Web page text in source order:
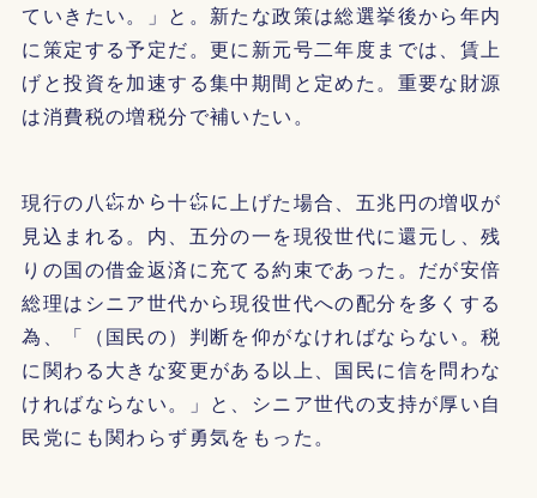
ていきたい。」と。新たな政策は総選挙後から年内
に策定する予定だ。更に新元号二年度までは、賃上
げと投資を加速する集中期間と定めた。重要な財源
は消費税の増税分で補いたい。
現行の八㌫から十㌫に上げた場合、五兆円の増収が
見込まれる。内、五分の一を現役世代に還元し、残
りの国の借金返済に充てる約束であった。だが安倍
総理はシニア世代から現役世代への配分を多くする
為、「（国民の）判断を仰がなければならない。税
に関わる大きな変更がある以上、国民に信を問わな
ければならない。」と、シニア世代の支持が厚い自
民党にも関わらず勇気をもった。